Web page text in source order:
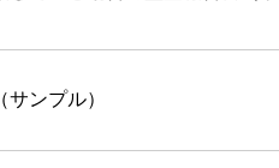
ンプル）